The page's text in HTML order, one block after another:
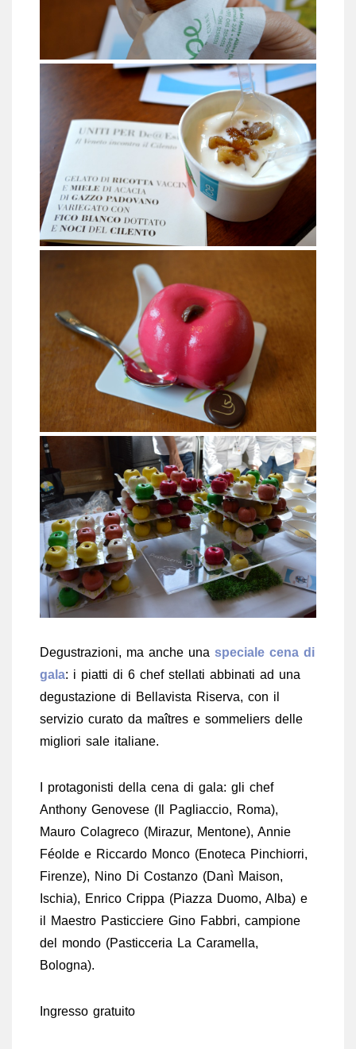
Degustrazioni, ma anche una speciale cena di
gala: i piatti di 6 chef stellati abbinati ad una
degustazione di Bellavista Riserva, con il
servizio curato da maîtres e sommeliers delle
migliori sale italiane.
I protagonisti della cena di gala: gli chef
Anthony Genovese (Il Pagliaccio, Roma),
Mauro Colagreco (Mirazur, Mentone), Annie
Féolde e Riccardo Monco (Enoteca Pinchiorri,
Firenze), Nino Di Costanzo (Danì Maison,
Ischia), Enrico Crippa (Piazza Duomo, Alba) e
il Maestro Pasticciere Gino Fabbri, campione
del mondo (Pasticceria La Caramella,
Bologna).
Ingresso gratuito